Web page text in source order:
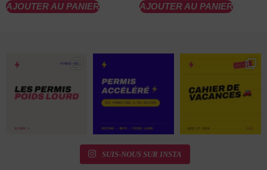
AJOUTER AU PANIER AJOUTER AU PANIER
SUIS-NOUS SUR INSTA